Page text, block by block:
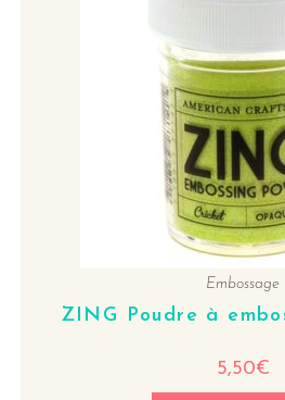
Embossage
ZING Poudre à
5,50€